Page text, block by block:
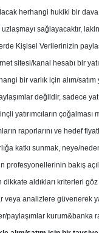
Kurum
15
Çarşamba, 20 Eylül
MAVI
herhangi hukiki bir
sağlayacaktır,
Kişisel Verilerinizin
sitesi/kanal hesabı bir
bir varlık için alım/
değildir, sadece
yatırımcıların çoğalması
raporlarını ve hedef
katkı sunmak, neye/neden
profesyonellerinin bakış
dikkate aldıkları kriterleri
veya analizlere güvenerek
paylaşımlar kurum&banka